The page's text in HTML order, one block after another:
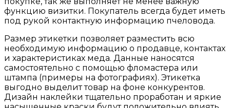
функцию визитки. Покупатель всегда будет иметь
под рукой контактную информацию пчеловода.
Размер этикетки позволяет разместить всю
необходимую информацию о продавце, контактах
и характеристиках меда. Данные наносятся
самостоятельно с помощью фломастера или
штампа (примеры на фотографиях). Этикетка
выгодно выделит товар на фоне конкурентов.
Дизайн наклейки тщательно проработан и яркие